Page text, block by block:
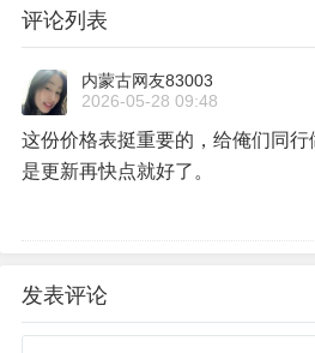
评论列表
内蒙古网友83003
2026-05-28 09:48
这份价格表挺重要的，给俺们同
是更新再快点就好了。
发表评论